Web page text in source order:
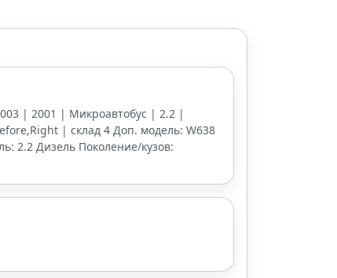
| 2001 | Микроавтобус | 2.2 |
| склад 4 Доп. модель: W638
2.2 Дизель Поколение/кузов: